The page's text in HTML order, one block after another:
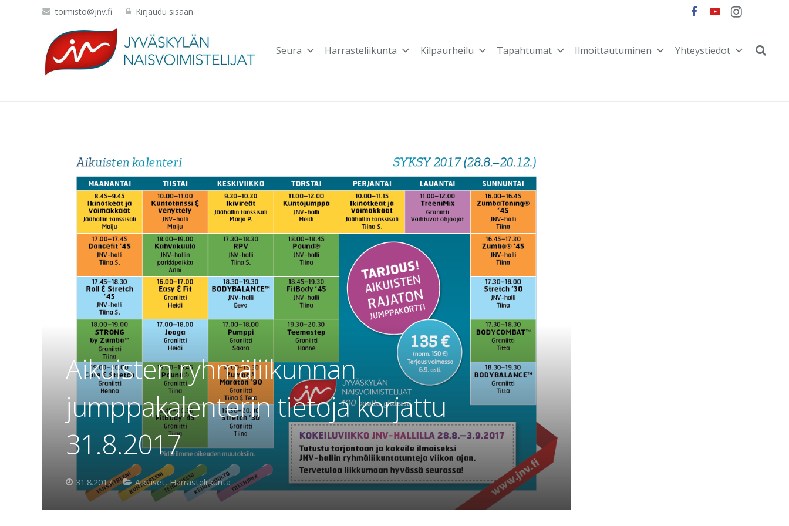
toimisto@jnv.fi Kirjaudu sisään
Seura Harrasteliikunta Kilpaurheilu Tapahtumat Ilmoittautuminen Yhteystiedot
Aikuisten ryhmäliikunnan
jumppakalenterin tietoja korjattu
31.8.2017
31.8.2017 Aikuiset,Harrasteliikunta